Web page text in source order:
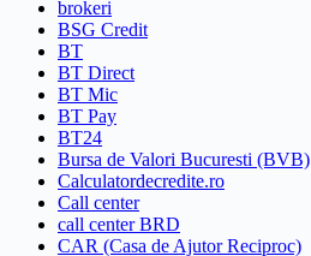
brokeri
BSG Credit
BT
BT Direct
BT Mic
BT Pay
BT24
Bursa de Valori Bucuresti (BVB)
Calculatordecredite.ro
Call center
call center BRD
CAR (Casa de Ajutor Reciproc)